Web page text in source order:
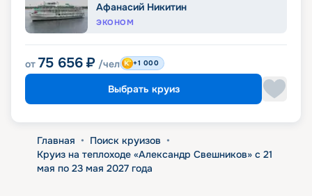
Афанасий Никитин
ЭКОНОМ
от 75 656 ₽ /чел +1 000
Выбрать круиз
Главная • Поиск круизов •
Круиз на теплоходе «Александр Свешников» с 21
мая по 23 мая 2027 года